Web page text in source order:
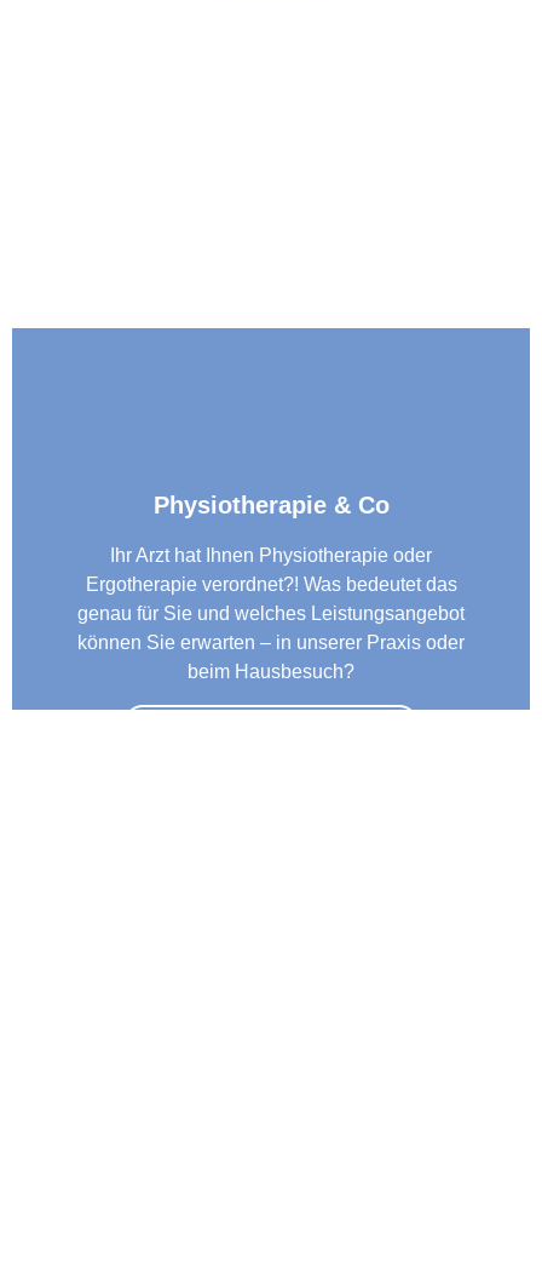
Physiotherapie & Co
Ihr Arzt hat Ihnen Physiotherapie oder
Ergotherapie verordnet?! Was bedeutet das
genau für Sie und welches Leistungsangebot
können Sie erwarten – in unserer Praxis oder
beim Hausbesuch?